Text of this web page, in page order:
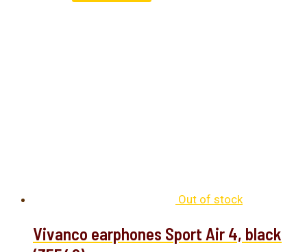
Out of stock
Vivanco earphones Sport Air 4, black